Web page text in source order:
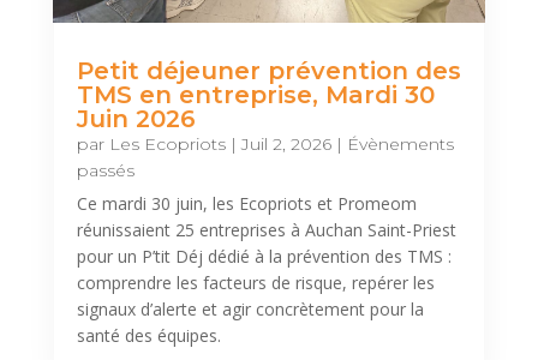
Petit déjeuner prévention des
TMS en entreprise, Mardi 30
Juin 2026
par Les Ecopriots|Juil 2, 2026| Évènements
passés
Ce mardi 30 juin, les Ecopriots et Promeom
réunissaient 25 entreprises à Auchan Saint-Priest
pour un P’tit Déj dédié à la prévention des TMS :
comprendre les facteurs de risque, repérer les
signaux d’alerte et agir concrètement pour la
santé des équipes.